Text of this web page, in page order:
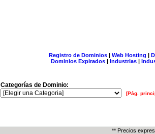
Registro de Dominios| Web Hosting |
Dominios Expirados | Industrias |
Categorías de Dominio:
[Pág.
** Precios